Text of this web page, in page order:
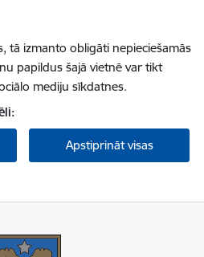
tā izmanto obligāti nepieciešamās
papildus šajā vietnē var tikt
mediju sīkdatnes.
Apstiprināt visas